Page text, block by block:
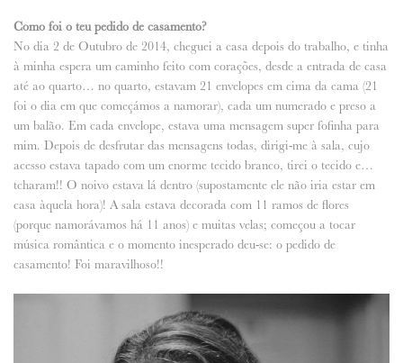
Como foi o teu pedido de casamento?
No dia 2 de Outubro de 2014, cheguei a casa depois do trabalho, e tinha
à minha espera um caminho feito com corações, desde a entrada de casa
até ao quarto… no quarto, estavam 21 envelopes em cima da cama (21
foi o dia em que começámos a namorar), cada um numerado e preso a
um balão. Em cada envelope, estava uma mensagem super fofinha para
mim. Depois de desfrutar das mensagens todas, dirigi-me à sala, cujo
acesso estava tapado com um enorme tecido branco, tirei o tecido e…
tcharam!! O noivo estava lá dentro (supostamente ele não iria estar em
casa àquela hora)! A sala estava decorada com 11 ramos de flores
(porque namorávamos há 11 anos) e muitas velas; começou a tocar
música romântica e o momento inesperado deu-se: o pedido de
casamento! Foi maravilhoso!!